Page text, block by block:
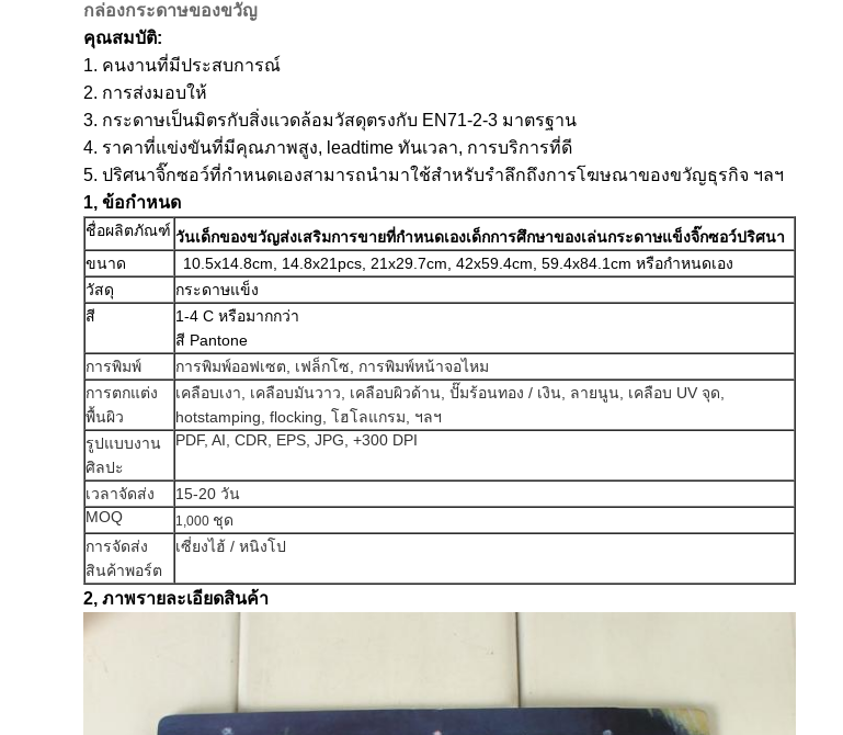
กล่องกระดาษของขวัญ
คุณสมบัติ:
1. คนงานที่มีประสบการณ์
2. การส่งมอบให้
3. กระดาษเป็นมิตรกับสิ่งแวดล้อมวัสดุตรงกับ EN71-2-3 มาตรฐาน
4. ราคาที่แข่งขันที่มีคุณภาพสูง, leadtime ทันเวลา, การบริการที่ดี
5. ปริศนาจิ๊กซอว์ที่กำหนดเองสามารถนำมาใช้สำหรับรำลึกถึงการโฆษณาของขวัญธุรกิจ ฯลฯ
1, ข้อกำหนด
ชื่อผลิตภัณฑ์ วันเด็กของขวัญส่งเสริมการขายที่กำหนดเองเด็กการศึกษาของเล่นกระดาษแข็งจิ๊กซอว์ปริศนา
ขนาด
10.5x14.8cm, 14.8x21pcs, 21x29.7cm, 42x59.4cm, 59.4x84.1cm หรือกำหนดเอง
วัสดุ
กระดาษแข็ง
สี
1-4 C หรือมากกว่า
สี Pantone
การพิมพ์
การพิมพ์ออฟเซต, เฟล็กโซ, การพิมพ์หน้าจอไหม
การตกแต่ง
พื้นผิว
เคลือบเงา, เคลือบมันวาว, เคลือบผิวด้าน, ปั๊มร้อนทอง / เงิน, ลายนูน, เคลือบ UV จุด,
hotstamping, flocking, โฮโลแกรม, ฯลฯ
รูปแบบงาน
ศิลปะ
PDF, AI, CDR, EPS, JPG, +300 DPI
เวลาจัดส่ง
15-20 วัน
MOQ
1,000 ชุด
การจัดส่ง
สินค้าพอร์ต
เซี่ยงไฮ้ / หนิงโป
2, ภาพรายละเอียดสินค้า